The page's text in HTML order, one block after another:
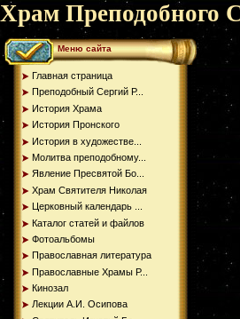
Храм Преподобного
Меню сайта
Главная страница
Преподобный Сергий Р...
История Храма
История Пронского
История в художестве...
Молитва преподобному...
Явление Пресвятой Бо...
Храм Святителя Николая
Церковный календарь ...
Каталог статей и файлов
Фотоальбомы
Православная литература
Православные Храмы Р...
Кинозал
Лекции А.И. Осипова